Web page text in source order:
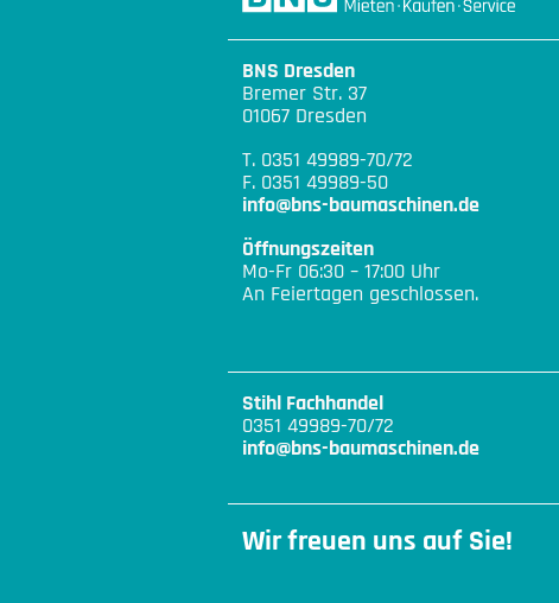
BNS Dresden
Bremer Str. 37
01067 Dresden
T. 0351 49989-70/72
F. 0351 49989-50
info@bns-baumaschinen.de
Öffnungszeiten
Mo-Fr 06:30 – 17:00 Uhr
An Feiertagen geschlossen.
Stihl Fachhandel
0351 49989-70/72
info@bns-baumaschinen.de
Wir freuen uns auf Sie!